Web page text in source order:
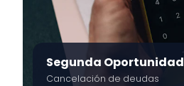
Segunda Oportunidad
Cancelación de deudas